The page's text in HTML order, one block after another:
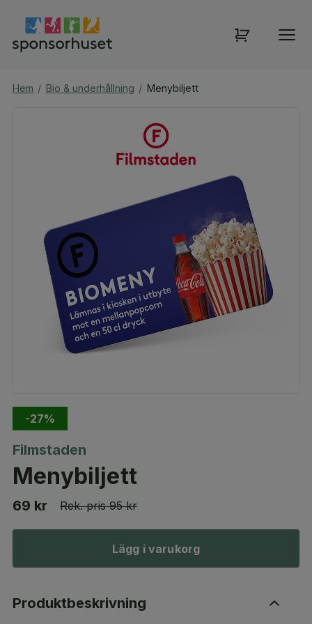
Hem / Bio & underhållning / Menybiljett
-27%
Filmstaden
Menybiljett
69 kr Rek. pris 95 kr
Lägg i varukorg
Produktbeskrivning